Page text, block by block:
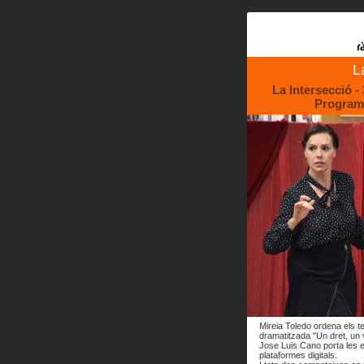
La Intersecció -
Mireia Toledo ordena els
dramatitzada "Un dret, un
Jose Luis Cano porta les
plataformes digitals.